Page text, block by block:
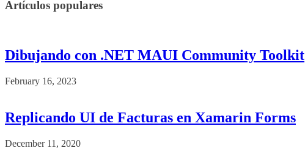
Artículos populares
Dibujando con .NET MAUI Community Toolkit
February 16, 2023
Replicando UI de Facturas en Xamarin Forms
December 11, 2020